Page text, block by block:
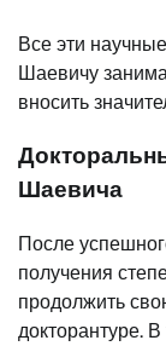
Все эти
Шаевичу
вносить
Шаевича
После
получения
продолжить
докторантуре.